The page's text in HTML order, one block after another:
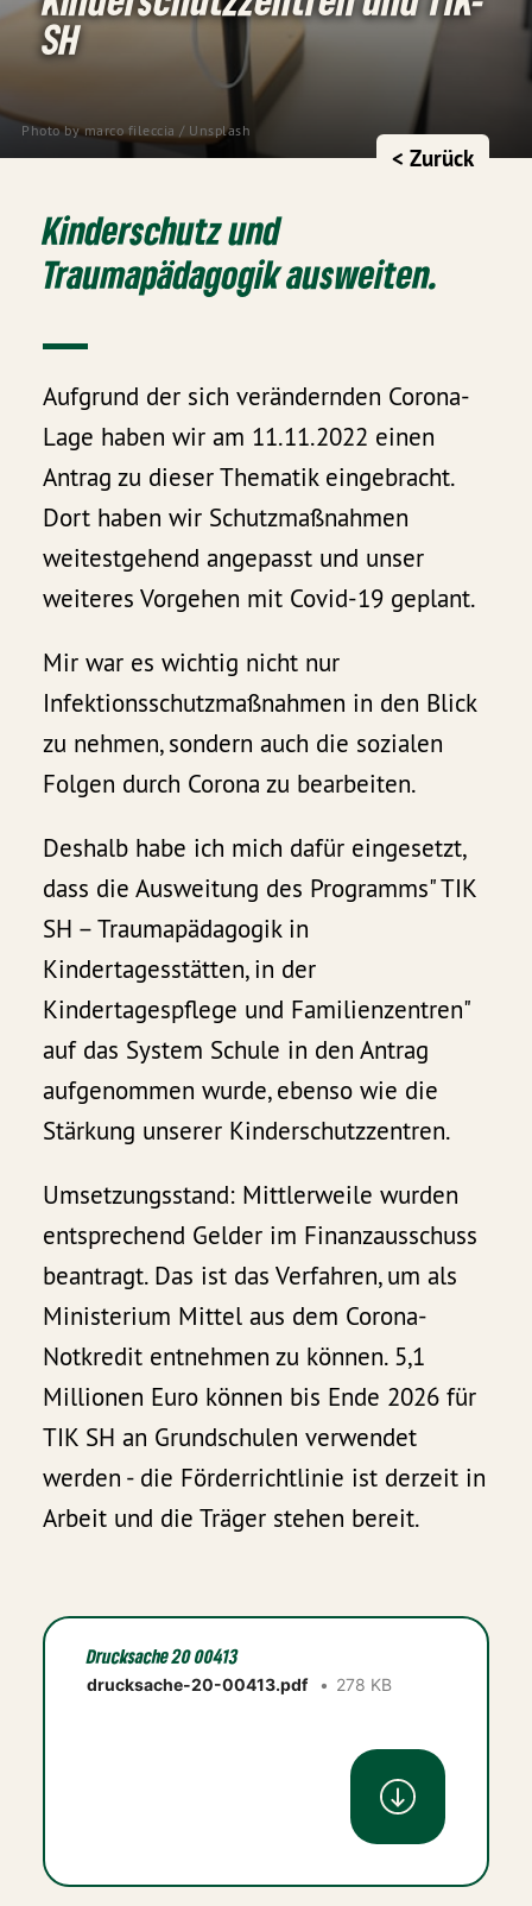
Photo bymarco fileccia / Unsplash
SH
< Zurück
Kinderschutz und
Traumapädagogik ausweiten.
Aufgrund der sich verändernden Corona-
Lage haben wir am 11.11.2022 einen
Antrag zu dieser Thematik eingebracht.
Dort haben wir Schutzmaßnahmen
weitestgehend angepasst und unser
weiteres Vorgehen mit Covid-19 geplant.
Mir war es wichtig nicht nur
Infektionsschutzmaßnahmen in den Blick
zu nehmen, sondern auch die sozialen
Folgen durch Corona zu bearbeiten.
Deshalb habe ich mich dafür eingesetzt,
dass die Ausweitung des Programms" TIK
SH – Traumapädagogik in
Kindertagesstätten, in der
Kindertagespflege und Familienzentren"
auf das System Schule in den Antrag
aufgenommen wurde, ebenso wie die
Stärkung unserer Kinderschutzzentren.
Umsetzungsstand: Mittlerweile wurden
entsprechend Gelder im Finanzausschuss
beantragt. Das ist das Verfahren, um als
Ministerium Mittel aus dem Corona-
Notkredit entnehmen zu können. 5,1
Millionen Euro können bis Ende 2026 für
TIK SH an Grundschulen verwendet
werden - die Förderrichtlinie ist derzeit in
Arbeit und die Träger stehen bereit.
Drucksache 20 00413
drucksache-20-00413.pdf 278 KB